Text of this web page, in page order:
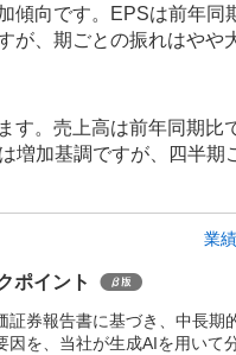
傾向です。EPSは前年同
が、期ごとの振れはやや
す。売上高は前年同期比
増加基調ですが、四半期
業
ポイント
証券報告書に基づき、中長期
因を、当社が生成AIを用いて